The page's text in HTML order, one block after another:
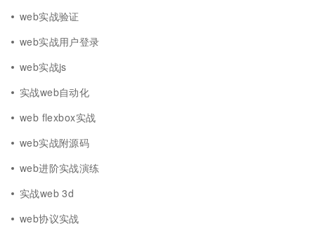
web实战验证
web实战用户登录
web实战js
实战web自动化
web flexbox实战
web实战附源码
web进阶实战演练
实战web 3d
web协议实战